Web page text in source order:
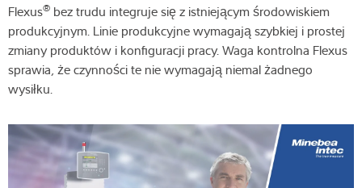
Flexus® bez trudu integruje się z istniejącym środowiskiem
produkcyjnym. Linie produkcyjne wymagają szybkiej i prostej
zmiany produktów i konfiguracji pracy. Waga kontrolna Flexus
sprawia, że czynności te nie wymagają niemal żadnego
wysiłku.